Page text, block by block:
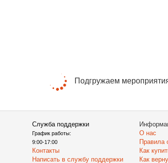
Подгружаем
Служба поддержки
График работы:
9:00-17:00
Контакты
Написать в службу поддержки
О нас
Правила
Как
Как